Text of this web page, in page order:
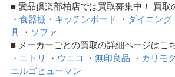
■ 愛品倶楽部柏店では買取募集中！ 買取
・食器棚・キッチンボード ・ ダイニング
具 ・ ソファ
■ メーカーごとの買取の詳細ページはこ
・ ニトリ ・ ウニコ ・無印良品 ・ カリモク
エルゴヒューマン